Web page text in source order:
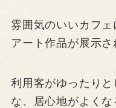
雰囲気のいいカフ
アート作品が展示さ
利用客がゆったり
な、居心地がよくな